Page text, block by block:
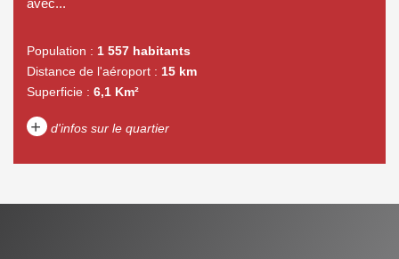
Population : 1 557 habitants
Distance de l'aéroport : 15 km
Superficie : 6,1 Km²
+ d'infos sur le quartier